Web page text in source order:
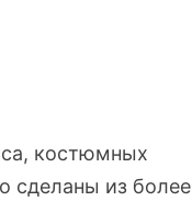
костюмных
сделаны из более